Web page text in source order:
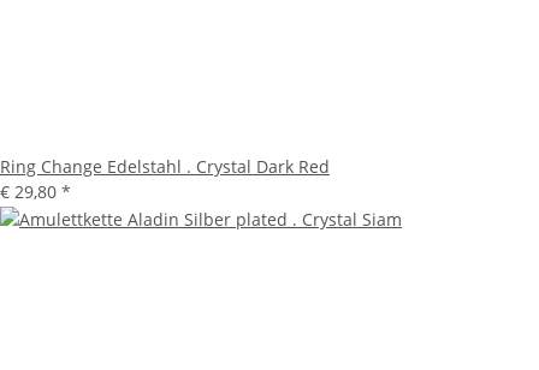
Ring Change Edelstahl . Crystal Dark Red
€ 29,80 *